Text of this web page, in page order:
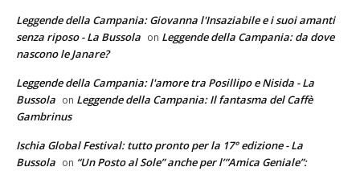
Leggende della Campania: Giovanna l'Insaziabile e i suoi amanti
senza riposo - La Bussola on Leggende della Campania: da dove
nascono le Janare?
Leggende della Campania: l'amore tra Posillipo e Nisida - La
Bussola on Leggende della Campania: Il fantasma del Caffè
Gambrinus
Ischia Global Festival: tutto pronto per la 17° edizione - La
Bussola on “Un Posto al Sole” anche per l’”Amica Geniale”: